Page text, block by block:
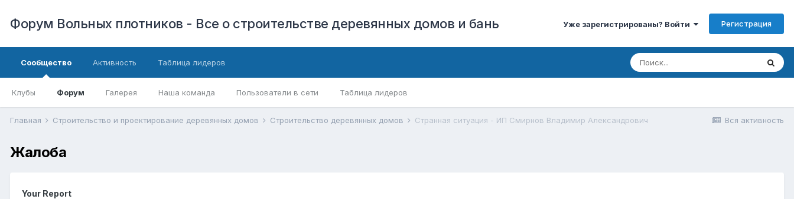
Форум Вольных плотников - Все о строительстве деревянных домов и бань Уже зарегистрированы? Войти Регистрация
Сообщество
Клубы Форум Галерея Наша команда Пользователи в сети Таблица лидеров
Активность Таблица лидеров
Вся активность
Главная Строительство и проектирование деревянных домов Строительство деревянных домов Странная ситуация - ИП Смирнов Владимир Александрович
Жалоба
Your Report